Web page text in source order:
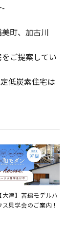
ディアポリ
町、加古川
ご提案してい
低炭素住宅は
【大津】苫編モデルハ
ス見学会のご案内！